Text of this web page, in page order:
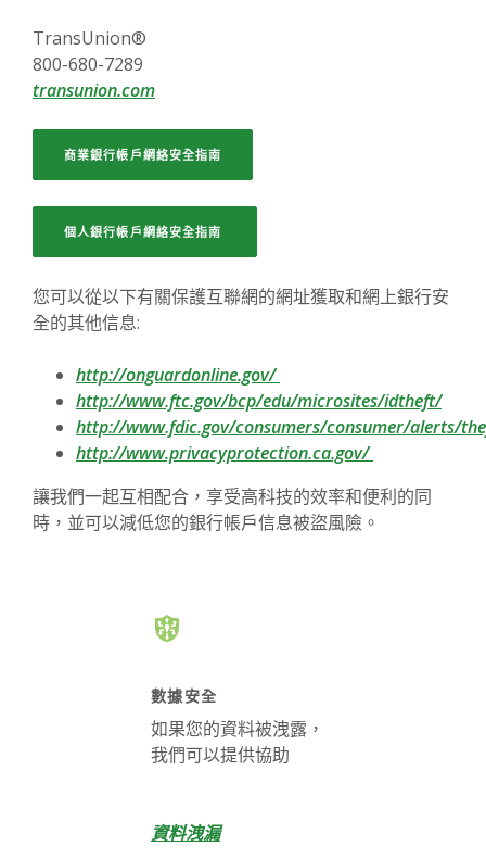
TransUnion®
800-680-7289
transunion.com(Opens in a new Window)
商業銀行帳戶網絡安全指南
個人銀行帳戶網絡安全指南
您可以從以下有關保護互聯網的網址獲取和網上銀行安
全的其他信息:
http://onguardonline.gov/
http://www.ftc.gov/bcp/edu/microsites/idtheft/
http://www.fdic.gov/consumers/consumer/alerts/
http://www.privacyprotection.ca.gov/
讓我們一起互相配合，享受高科技的效率和便利的同
時，並可以減低您的銀行帳戶信息被盜風險。
數據安全
如果您的資料被洩露，
我們可以提供協助
資料洩漏